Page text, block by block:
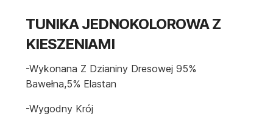
TUNIKA JEDNOKOLOROWA Z
KIESZENIAMI
-wykonana Z Dzianiny Dresowej 95%
Bawełna,5% Elastan
-wygodny Krój